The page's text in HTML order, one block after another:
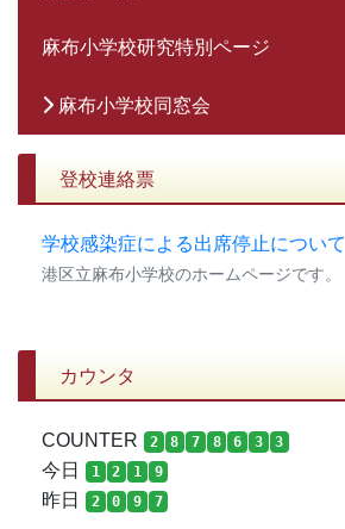
麻布小学校研究特別ページ
麻布小学校同窓会
登校連絡票
学校感染症による出席停止について
港区立麻布小学校のホームページです。
カウンタ
COUNTER 2 8 7 8 6 3 3
今日 1 2 1 9
昨日 2 0 9 7